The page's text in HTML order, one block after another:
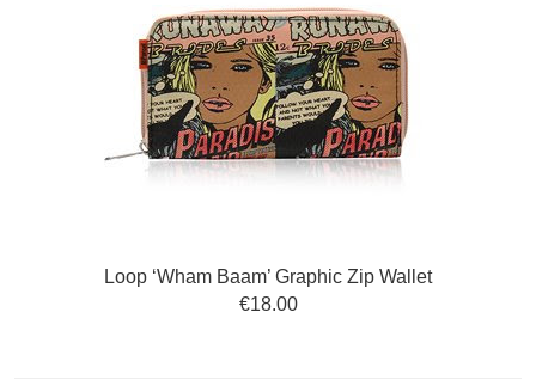
Loop ‘Wham Baam’ Graphic Zip Wallet
€18.00